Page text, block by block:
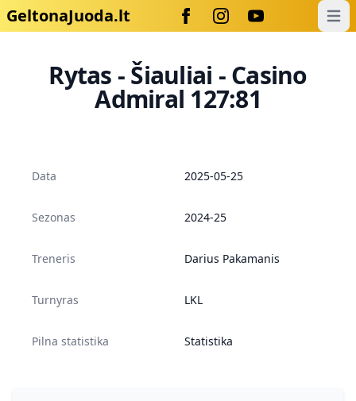
GeltonaJuoda.lt
Rytas - Šiauliai - Casino
Admiral 127:81
Data 2025-05-25
Sezonas 2024-25
Treneris Darius Pakamanis
Turnyras LKL
Pilna statistika Statistika